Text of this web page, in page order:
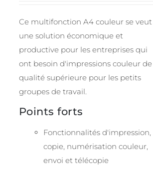
Ce multifonction A4 couleur se veut
une solution économique et
productive pour les entreprises qui
ont besoin d'impressions couleur de
qualité supérieure pour les petits
groupes de travail.
Points forts
Fonctionnalités d'impression,
copie, numérisation couleur,
envoi et télécopie